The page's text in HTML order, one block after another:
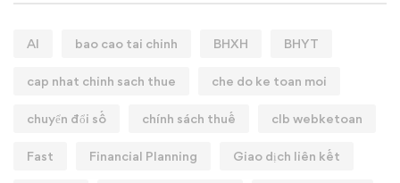
AI bao cao tai chinh BHXH BHYT
cap nhat chinh sach thue che do ke toan moi
chuyển đổi số chính sách thuế clb webketoan
Fast Financial Planning Giao dịch liên kết